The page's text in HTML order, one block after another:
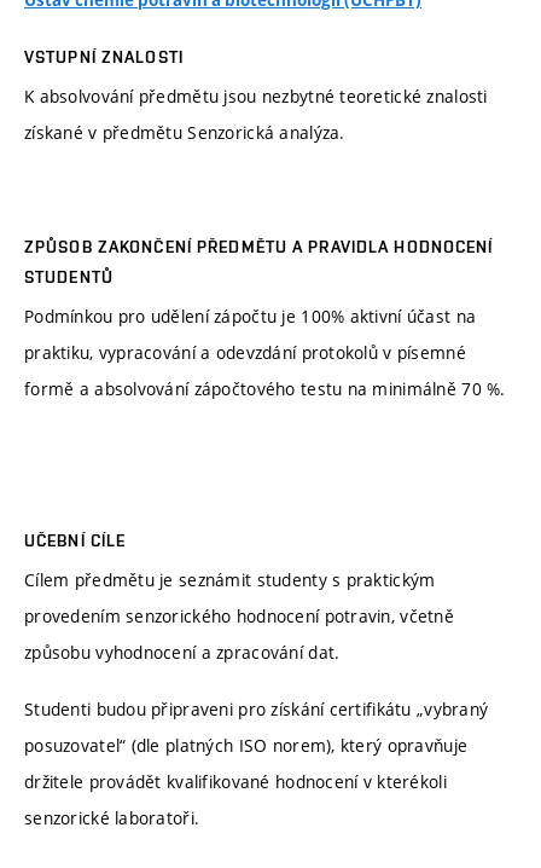
VSTUPNÍ ZNALOSTI
K absolvování předmětu jsou nezbytné teoretické znalosti
získané v předmětu Senzorická analýza.
ZPŮSOB ZAKONČENÍ PŘEDMĚTU A PRAVIDLA HODNOCENÍ
STUDENTŮ
Podmínkou pro udělení zápočtu je 100% aktivní účast na
praktiku, vypracování a odevzdání protokolů v písemné
formě a absolvování zápočtového testu na minimálně 70 %.
UČEBNÍ CÍLE
Cílem předmětu je seznámit studenty s praktickým
provedením senzorického hodnocení potravin, včetně
způsobu vyhodnocení a zpracování dat.
Studenti budou připraveni pro získání certifikátu „vybraný
posuzovatel“ (dle platných ISO norem), který opravňuje
držitele provádět kvalifikované hodnocení v kterékoli
senzorické laboratoři.